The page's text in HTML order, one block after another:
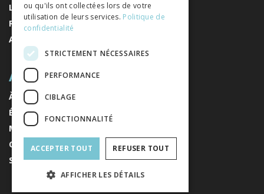
LIVRES
REVUES
AUTEURS
A PROPOS
À PROPOS DE NOUS
ÉDITEURS
MENTIONS LÉGALES
CONDITIONS GÉNÉRALES DE VENTE
S'INSCRIRE À LA NEWSLETTER
ou qu'ils ont collectées lors de votre
utilisation de leurs services. Politique de
confidentialité
STRICTEMENT NÉCESSAIRES
PERFORMANCE
CIBLAGE
FONCTIONNALITÉ
ACCEPTER TOUT REFUSER TOUT
AFFICHER LES DÉTAILS